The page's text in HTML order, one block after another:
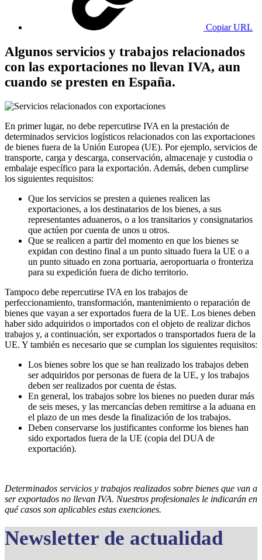
Copiar URL
Algunos servicios y trabajos relacionados
con las exportaciones no llevan IVA, aun
cuando se presten en España.
En primer lugar, no debe repercutirse IVA en la prestación de
determinados servicios logísticos relacionados con las exportaciones
de bienes fuera de la Unión Europea (UE). Por ejemplo, servicios de
transporte, carga y descarga, conservación, almacenaje y custodia o
embalaje específico para la exportación. Además, deben cumplirse
los siguientes requisitos:
Que los servicios se presten a quienes realicen las
exportaciones, a los destinatarios de los bienes, a sus
representantes aduaneros, o a los transitarios y consignatarios
que actúen por cuenta de unos u otros.
Que se realicen a partir del momento en que los bienes se
expidan con destino final a un punto situado fuera la UE o a
un punto situado en zona portuaria, aeroportuaria o fronteriza
para su expedición fuera de dicho territorio.
Tampoco debe repercutirse IVA en los trabajos de
perfeccionamiento, transformación, mantenimiento o reparación de
bienes que vayan a ser exportados fuera de la UE. Los bienes deben
haber sido adquiridos o importados con el objeto de realizar dichos
trabajos y, a continuación, ser exportados o transportados fuera de la
UE. Y también es necesario que se cumplan los siguientes requisitos:
Los bienes sobre los que se han realizado los trabajos deben
ser adquiridos por personas de fuera de la UE, y los trabajos
deben ser realizados por cuenta de éstas.
En general, los trabajos sobre los bienes no pueden durar más
de seis meses, y las mercancías deben remitirse a la aduana en
el plazo de un mes desde la finalización de los trabajos.
Deben conservarse los justificantes conforme los bienes han
sido exportados fuera de la UE (copia del DUA de
exportación).
Determinados servicios y trabajos realizados sobre bienes que van a
ser exportados no llevan IVA. Nuestros profesionales le indicarán en
qué casos son aplicables estas exenciones.
Newsletter de actualidad